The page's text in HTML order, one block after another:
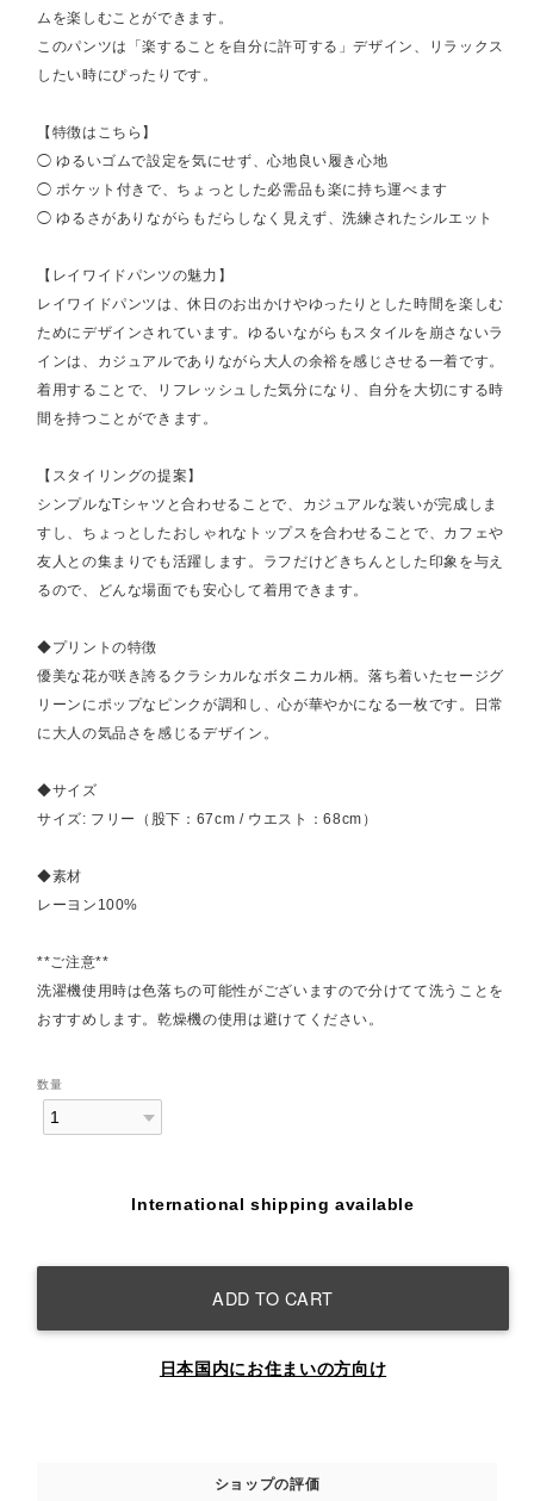
ムを楽しむことができます。
このパンツは「楽することを自分に許可する」デザイン、リラックス
したい時にぴったりです。
【特徴はこちら】
◯ ゆるいゴムで設定を気にせず、心地良い履き心地
◯ ポケット付きで、ちょっとした必需品も楽に持ち運べます
◯ ゆるさがありながらもだらしなく見えず、洗練されたシルエット
【レイワイドパンツの魅力】
レイワイドパンツは、休日のお出かけやゆったりとした時間を楽しむ
ためにデザインされています。ゆるいながらもスタイルを崩さないラ
インは、カジュアルでありながら大人の余裕を感じさせる一着です。
着用することで、リフレッシュした気分になり、自分を大切にする時
間を持つことができます。
【スタイリングの提案】
シンプルなTシャツと合わせることで、カジュアルな装いが完成しま
すし、ちょっとしたおしゃれなトップスを合わせることで、カフェや
友人との集まりでも活躍します。ラフだけどきちんとした印象を与え
るので、どんな場面でも安心して着用できます。
◆プリントの特徴
優美な花が咲き誇るクラシカルなボタニカル柄。落ち着いたセージグ
リーンにポップなピンクが調和し、心が華やかになる一枚です。日常
に大人の気品さを感じるデザイン。
◆サイズ
サイズ: フリー（股下：67cm / ウエスト：68cm）
◆素材
レーヨン100%
**ご注意**
洗濯機使用時は色落ちの可能性がございますので分けてて洗うことを
おすすめします。乾燥機の使用は避けてください。
数量
International shipping available
ADD TO CART
日本国内にお住まいの方向け
ショップの評価